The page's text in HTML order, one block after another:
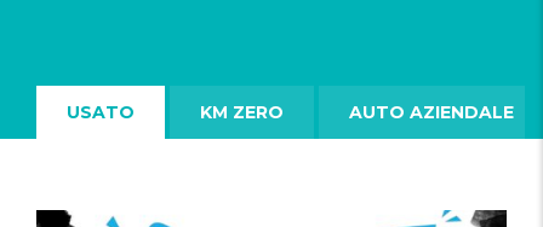
USATO KM ZERO AUTO AZIENDALE